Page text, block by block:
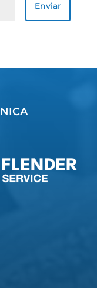
Enviar